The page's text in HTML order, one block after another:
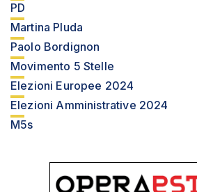
PD
Martina Pluda
Paolo Bordignon
Movimento 5 Stelle
Elezioni Europee 2024
Elezioni Amministrative 2024
M5s